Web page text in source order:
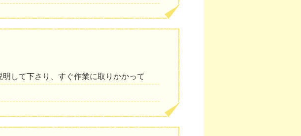
して下さり、すぐ作業に取りかかって